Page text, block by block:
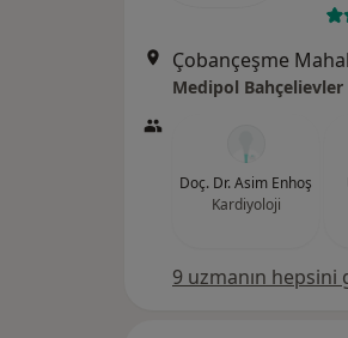
Medipol
Doç. Dr. Asim Enhoş
Kardiyoloji
9 uzmanın hepsini